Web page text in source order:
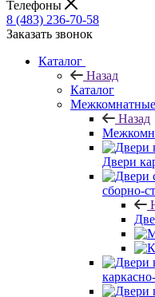
Телефоны
8 (483) 236-70-58
Заказать звонок
Каталог
Назад
Каталог
Назад
Двери
сборно-